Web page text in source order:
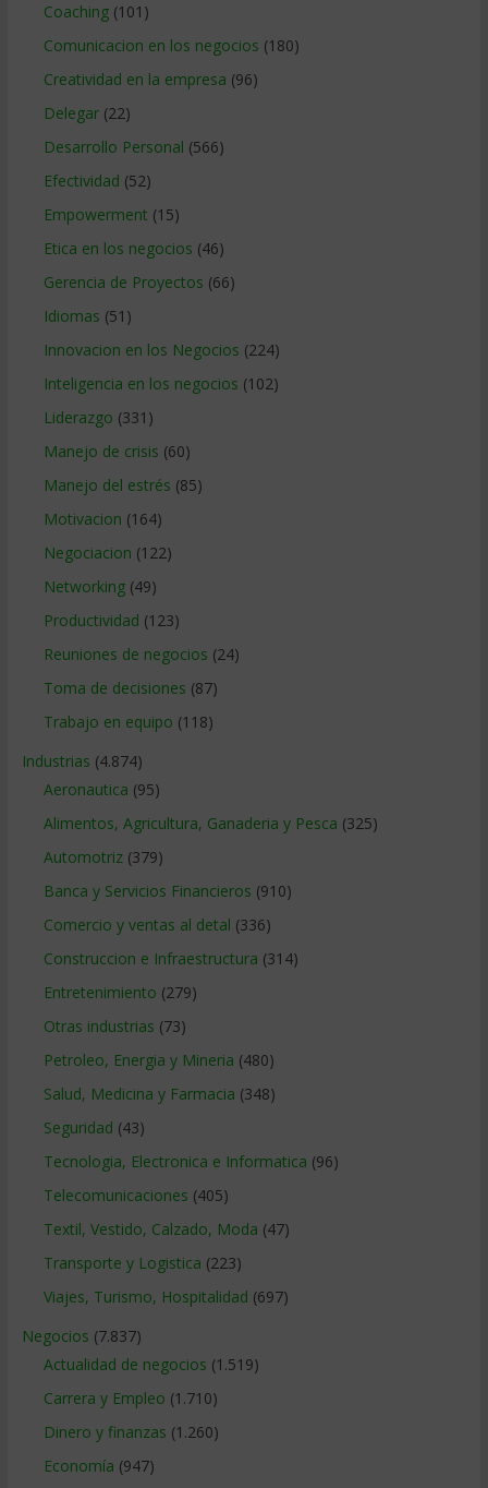
Coaching(101)
Comunicacion en los negocios (180)
Creatividad en la empresa (96)
Delegar(22)
Desarrollo Personal (566)
Efectividad (52)
Empowerment (15)
Etica en los negocios (46)
Gerencia de Proyectos (66)
Idiomas (51)
Innovacion en los Negocios (224)
Inteligencia en los negocios (102)
Liderazgo (331)
Manejo de crisis (60)
Manejo del estrés (85)
Motivacion (164)
Negociacion (122)
Networking(49)
Productividad (123)
Reuniones de negocios (24)
Toma de decisiones (87)
Trabajo en equipo (118)
Industrias (4.874)
Aeronautica (95)
Alimentos, Agricultura, Ganaderia y Pesca (325)
Automotriz(379)
Banca y Servicios Financieros (910)
Comercio y ventas al detal (336)
Construccion e Infraestructura (314)
Entretenimiento (279)
Otras industrias (73)
Petroleo, Energia y Mineria (480)
Salud, Medicina y Farmacia (348)
Seguridad (43)
Tecnologia, Electronica e Informatica (96)
Telecomunicaciones (405)
Textil, Vestido, Calzado, Moda (47)
Transporte y Logistica (223)
Viajes, Turismo, Hospitalidad (697)
Negocios (7.837)
Actualidad de negocios (1.519)
Carrera y Empleo (1.710)
Dinero y finanzas (1.260)
Economía (947)